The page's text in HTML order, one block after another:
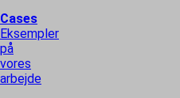
Cases
Eksempler
på
vores
arbejde